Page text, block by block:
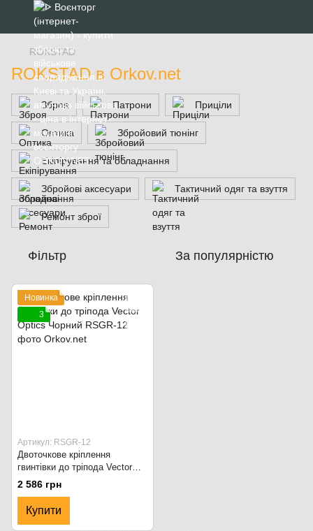
ROKSTAD
ROKSTAD в Orkov.net
Зброя Патрони Приціли
Оптика Збройовий тюнінг
Екіпірування та обладнання
Збройові аксесуари Тактичний одяг та взуття
Ремонт зброї
Фільтр За популярністю
Новинка
3
Артикул: RSGR-12
Двоточкове кріплення
гвинтівки до тріпода Vector
Optics Чорний
2 586 грн
Купити